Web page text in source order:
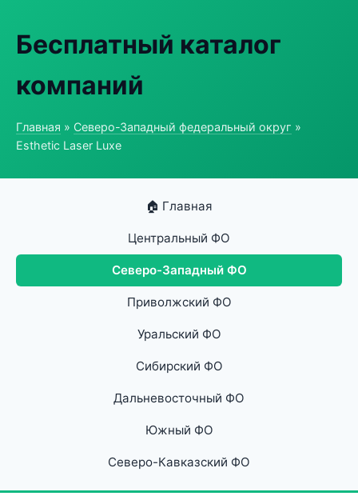
Бесплатный каталог
компаний
Главная » Северо-Западный федеральный округ »
Esthetic Laser Luxe
🏠 Главная
Центральный ФО
Северо-Западный ФО
Приволжский ФО
Уральский ФО
Сибирский ФО
Дальневосточный ФО
Южный ФО
Северо-Кавказский ФО